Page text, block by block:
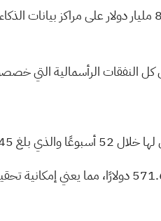
أما المؤشر المهم الآخر فهو: النفقات الرأسمالية. فقد أشارت
كل النفقات الرأسمالية التي
لديهم متوسط سعر مستهدف يبلغ 571.64